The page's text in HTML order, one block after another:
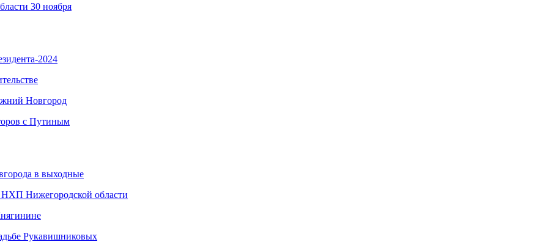
30 ноября
2024
Новгород
с Путиным
в выходные
НХП Нижегородской области
Рукавишниковых